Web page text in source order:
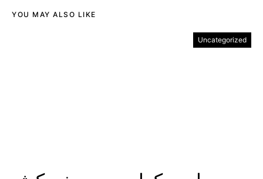
YOU MAY ALSO LIKE
Uncategorized